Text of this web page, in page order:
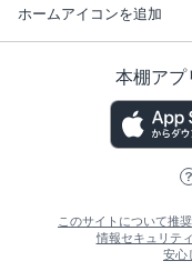
ホームアイコンを追加
本棚アプ
このサイトについて推
情報セキュリテ
安心